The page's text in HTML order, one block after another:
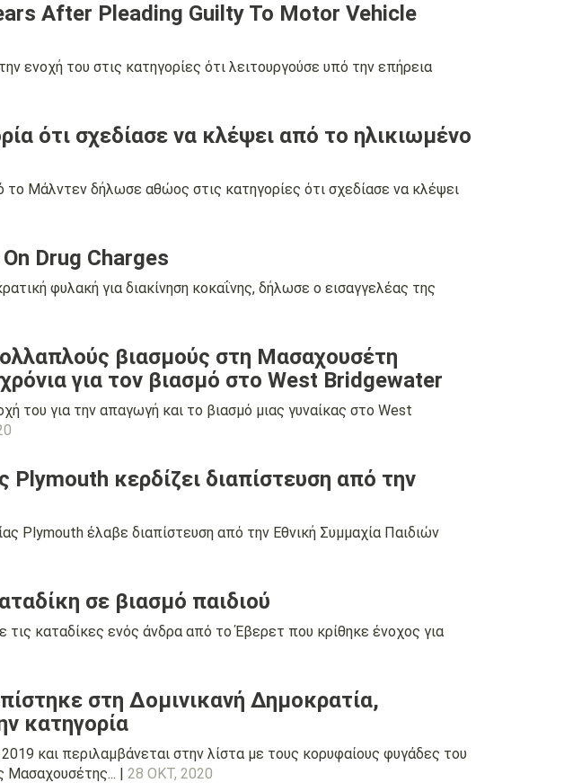
After Pleading Guilty To Motor Vehicle
ενοχή του στις κατηγορίες ότι λειτουργούσε υπό την επήρεια
ότι σχεδίασε να κλέψει από το ηλικιωμένο
Μάλντεν δήλωσε αθώος στις κατηγορίες ότι σχεδίασε να κλέψει
Drug Charges
φυλακή για διακίνηση κοκαΐνης, δήλωσε ο εισαγγελέας της
βιασμούς στη Μασαχουσέτη
για τον βιασμό στο West Bridgewater
του για την απαγωγή και το βιασμό μιας γυναίκας στο West
κερδίζει διαπίστευση από την
Plymouth έλαβε διαπίστευση από την Εθνική Συμμαχία Παιδιών
σε βιασμό παιδιού
καταδίκες ενός άνδρα από το Έβερετ που κρίθηκε ένοχος για
στη Δομινικανή Δημοκρατία,
κατηγορία
και περιλαμβάνεται στην λίστα με τους κορυφαίους φυγάδες του
Μασαχουσέτης... | 28 ΟΚΤ, 2020